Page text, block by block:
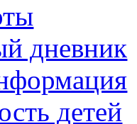
дневник
детей